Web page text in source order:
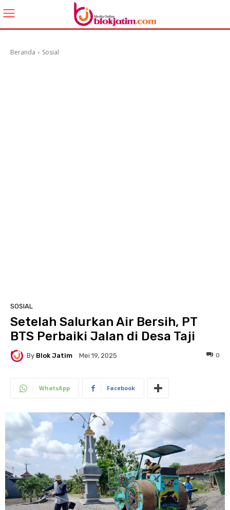
Beranda Sosial
SOSIAL
Setelah Salurkan Air Bersih, PT
BTS Perbaiki Jalan di Desa Taji
By Blok Jatim Mei 19, 2025 0
WhatsApp Facebook